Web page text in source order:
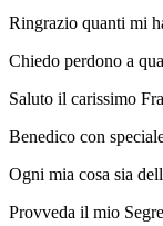
Ringrazio quanti mi
Chiedo perdono a
Saluto il carissimo
Benedico con
Ogni mia cosa sia
Provveda il mio